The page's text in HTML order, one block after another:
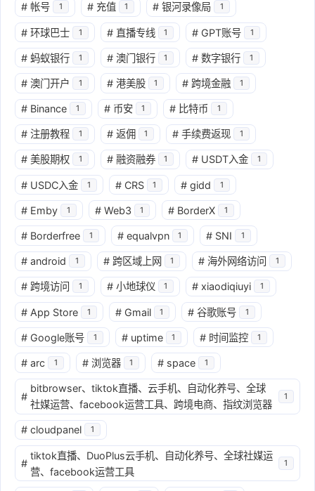
# 帐号 1 # 充值 1 # 银河录像局 1
# 环球巴士 1 # 直播专线 1 # GPT账号 1
# 蚂蚁银行 1 # 澳门银行 1 # 数字银行 1
# 澳门开户 1 # 港美股 1 # 跨境金融 1
# Binance 1 # 币安 1 # 比特币 1
# 注册教程 1 # 返佣 1 # 手续费返现 1
# 美股期权 1 # 融资融券 1 # USDT入金 1
# USDC入金 1 # CRS 1 # gidd 1
# Emby 1 # Web3 1 # BorderX 1
# Borderfree 1 # equalvpn 1 # SNI 1
# android 1 # 跨区域上网 1 # 海外网络访问 1
# 跨境访问 1 # 小地球仪 1 # xiaodiqiuyi 1
# App Store 1 # Gmail 1 # 谷歌账号 1
# Google账号 1 # uptime 1 # 时间监控 1
# arc 1 # 浏览器 1 # space 1
#
bitbrowser、tiktok直播、云手机、自动化养号、全球
社媒运营、facebook运营工具、跨境电商、指纹浏览器
1
# cloudpanel 1
#
tiktok直播、DuoPlus云手机、自动化养号、全球社媒运
营、facebook运营工具
1